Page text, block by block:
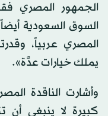
الأوسط»: «من المهم
الجمهور المصري
السوق السعودية
المصري عربياً،
يملك خيارات عدَّة».
وأشارت الناقدة